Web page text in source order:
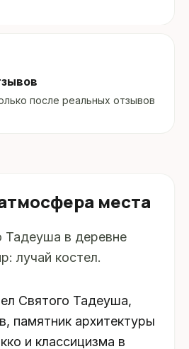
после реальных отзывов
места
Тадеуша в деревне
лучай костел.
Святого Тадеуша,
памятник архитектуры
и классицизма в